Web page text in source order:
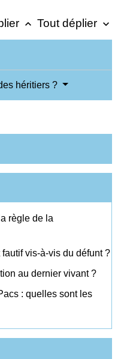
keyboard_arrow_up Tout déplier keyboard_arrow_down
héritiers ?
règle de la
vis-à-vis du défunt ?
au dernier vivant ?
: quelles sont les